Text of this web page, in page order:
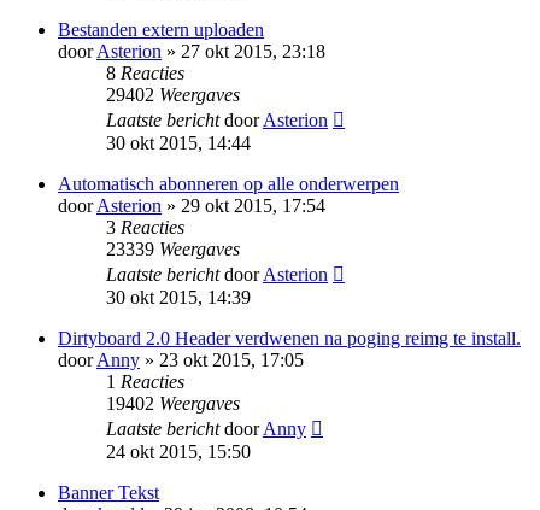
Bestanden extern uploaden
doorAsterion » 27 okt 2015, 23:18
8 Reacties
29402 Weergaves
Laatste berichtdoorAsterion
30 okt 2015, 14:44
Automatisch abonneren op alle onderwerpen
doorAsterion » 29 okt 2015, 17:54
3 Reacties
23339 Weergaves
Laatste berichtdoorAsterion
30 okt 2015, 14:39
Dirtyboard 2.0 Header verdwenen na poging reimg te install.
doorAnny » 23 okt 2015, 17:05
1 Reacties
19402 Weergaves
Laatste berichtdoorAnny
24 okt 2015, 15:50
Banner Tekst